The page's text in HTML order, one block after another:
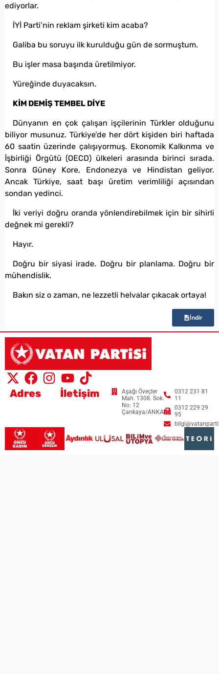
ediyorlar.
İYİ Parti’nin reklam şirketi kim acaba?
Galiba bu soruyu ilk kurulduğu gün de sormuştum.
Bu işler masa başında üretilmiyor.
Yüreğinde duyacaksın.
KİM DEMİŞ TEMBEL DİYE
Dünyanın en çok çalışan işçilerinin Türkler olduğunu
biliyor musunuz. Türkiye’de her dört kişiden biri haftada
60 saatin üzerinde çalışıyormuş. Ekonomik Kalkınma ve
İşbirliği Örgütü (OECD) ülkeleri arasında birinci sırada.
Sonra Güney Kore, Endonezya ve Hindistan geliyor.
Ancak Türkiye, saat başı üretim verimliliği açısından
sondan yedinci.
İki veriyi doğru oranda yönlendirebilmek için bir sihirli
değnek mi gerekli?
Hayır.
Doğru bir siyasi irade. Doğru bir planlama. Doğru bir
mühendislik.
Bakın siz o zaman, ne lezzetli helvalar çıkacak ortaya!
İndir
Adres
Aşağı Öveçler
Mah. 1308. Sok.
No: 12
Çankaya/ANKARA
İletişim
0312 231 81
11
0312 229 29
95